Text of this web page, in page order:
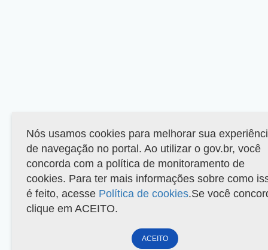
Nós usamos cookies para melhorar sua
de navegação no portal. Ao utilizar o gov.br, você
concorda com a política de monitoramento de
cookies. Para ter mais informações sobre como
é feito, acesse Política de cookies.Se você
clique em ACEITO.
ACEITO